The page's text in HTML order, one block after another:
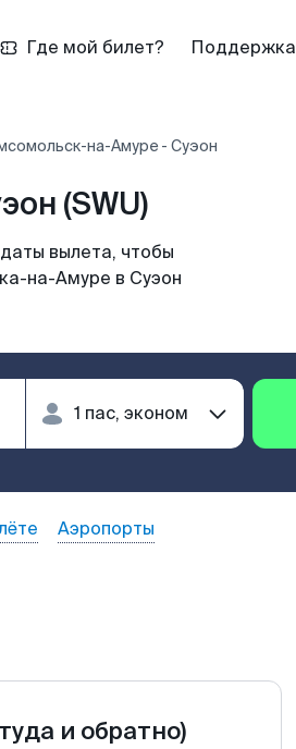
Где мой билет? Поддержка
на-Амуре - Суэон
(SWU)
вылета, чтобы
на-Амуре в Суэон
Аэропорты
и обратно)